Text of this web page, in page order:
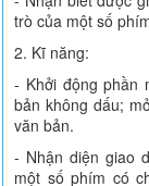
trò của một số
2. Kĩ năng:
- Khởi động phần
bản không dấu;
văn bản.
- Nhận diện giao
một số phím có